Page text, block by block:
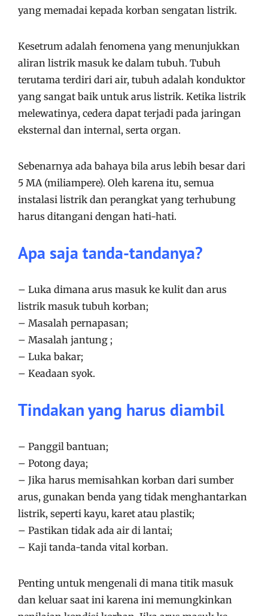
yang memadai kepada korban sengatan listrik.
Kesetrum adalah fenomena yang menunjukkan
aliran listrik masuk ke dalam tubuh. Tubuh
terutama terdiri dari air, tubuh adalah konduktor
yang sangat baik untuk arus listrik. Ketika listrik
melewatinya, cedera dapat terjadi pada jaringan
eksternal dan internal, serta organ.
Sebenarnya ada bahaya bila arus lebih besar dari
5 MA (miliampere). Oleh karena itu, semua
instalasi listrik dan perangkat yang terhubung
harus ditangani dengan hati-hati.
Apa saja tanda-tandanya?
– Luka dimana arus masuk ke kulit dan arus
listrik masuk tubuh korban;
– Masalah pernapasan;
– Masalah jantung ;
– Luka bakar;
– Keadaan syok.
Tindakan yang harus diambil
– Panggil bantuan;
– Potong daya;
– Jika harus memisahkan korban dari sumber
arus, gunakan benda yang tidak menghantarkan
listrik, seperti kayu, karet atau plastik;
– Pastikan tidak ada air di lantai;
– Kaji tanda-tanda vital korban.
Penting untuk mengenali di mana titik masuk
dan keluar saat ini karena ini memungkinkan